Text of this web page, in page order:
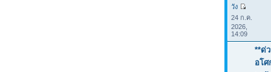
วัง
24 ก.ค.
2026,
14:09
**ด่
อโ